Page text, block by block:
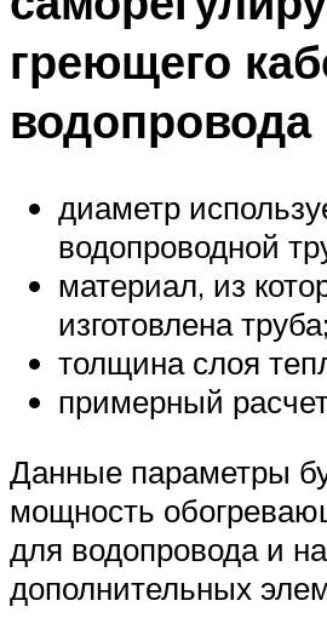
греющего
водопровода
диаметр
водопроводной
материал, из
изготовлена труба;
толщина слоя
примерный
Данные параметры
мощность
для водопровода и
дополнительных